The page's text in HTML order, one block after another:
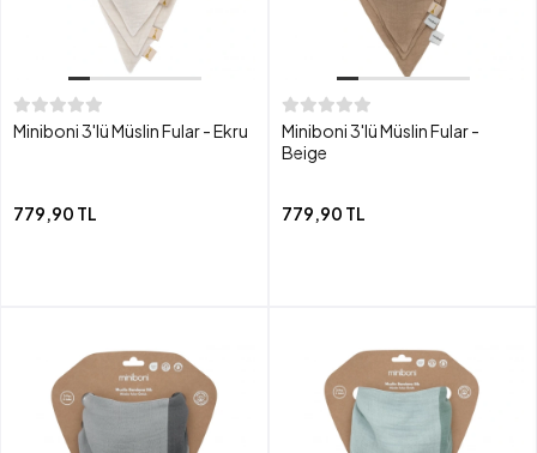
Miniboni 3'lü Müslin Fular - Ekru
779,90 TL
Miniboni 3'lü Müslin Fular -
Beige
779,90 TL